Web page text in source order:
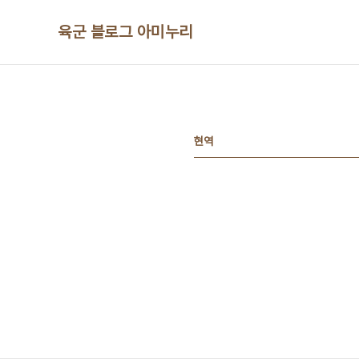
육군 블로그 아미누리
현역